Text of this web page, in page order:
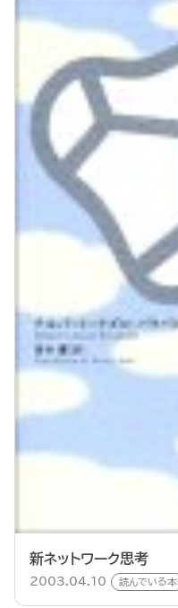
新ネットワーク思考
2003.04.10 読んでいる本